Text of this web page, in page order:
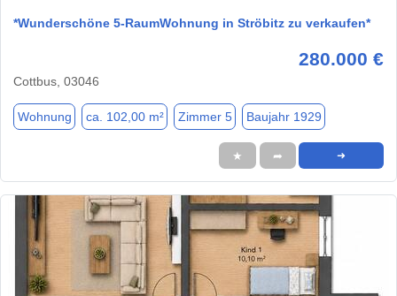
*Wunderschöne 5-RaumWohnung in Ströbitz zu verkaufen*
280.000 €
Cottbus, 03046
Wohnung ca. 102,00 m² Zimmer 5 Baujahr 1929
★ ➦ ➜